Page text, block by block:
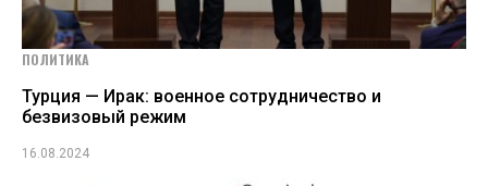
ПОЛИТИКА
Турция — Ирак: военное сотрудничество и
безвизовый режим
16.08.2024